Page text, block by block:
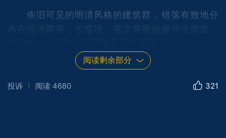
依旧可见的明清风格的建筑群，错落有致地分
阅读剩余部分
投诉 阅读 4680 321